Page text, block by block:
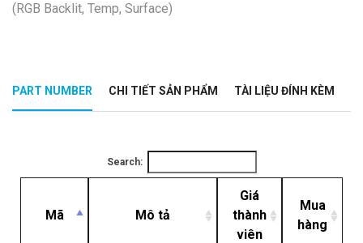
(RGB Backlit, Temp, Surface)
PART NUMBER CHI TIẾT SẢN PHẨM TÀI LIỆU ĐÍNH KÈM
Search:
Mã Mô tả
Giá
thành
viên
Mua
hàng